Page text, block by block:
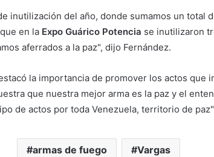
inutilización del año, donde sumamos un total
en la Expo Guárico Potencia se inutilizaron
aferrados a la paz", dijo Fernández.
la importancia de promover los actos que
que nuestra mejor arma es la paz y el
de actos por toda Venezuela, territorio de
armas de fuego Vargas